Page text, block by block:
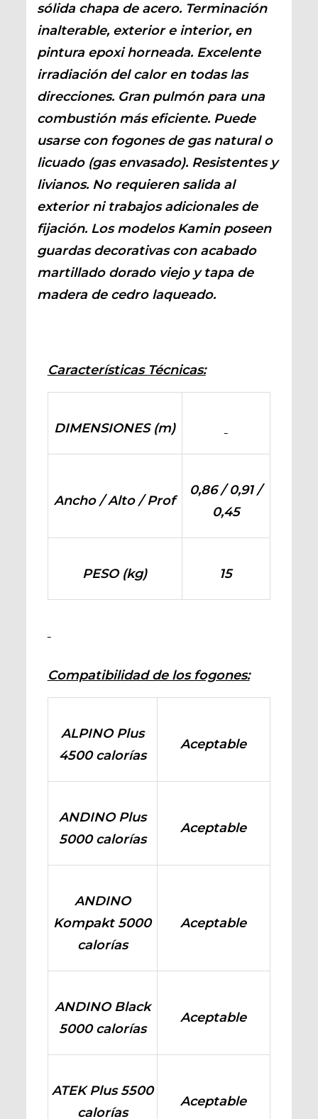
sólida chapa de acero. Terminación
inalterable, exterior e interior, en
pintura epoxi horneada. Excelente
irradiación del calor en todas las
direcciones. Gran pulmón para una
combustión más eficiente. Puede
usarse con fogones de gas natural o
licuado (gas envasado). Resistentes y
livianos. No requieren salida al
exterior ni trabajos adicionales de
fijación. Los modelos Kamin poseen
guardas decorativas con acabado
martillado dorado viejo y tapa de
madera de cedro laqueado.
Características Técnicas:
DIMENSIONES (m)
Ancho / Alto / Prof
0,86 / 0,91 /
0,45
PESO (kg) 15
Compatibilidad de los fogones:
ALPINO Plus
4500 calorías
Aceptable
ANDINO Plus
5000 calorías
Aceptable
ANDINO
Kompakt 5000
calorías
Aceptable
ANDINO Black
5000 calorías
Aceptable
ATEK Plus 5500
calorías
Aceptable